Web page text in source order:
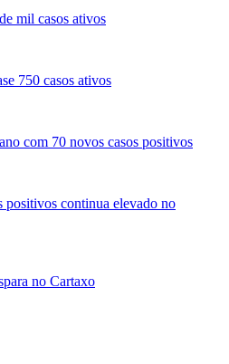
mil casos ativos
750 casos ativos
com 70 novos casos positivos
continua elevado no
no Cartaxo